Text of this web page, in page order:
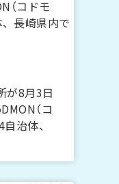
が8月3日
（コ
治体、
及